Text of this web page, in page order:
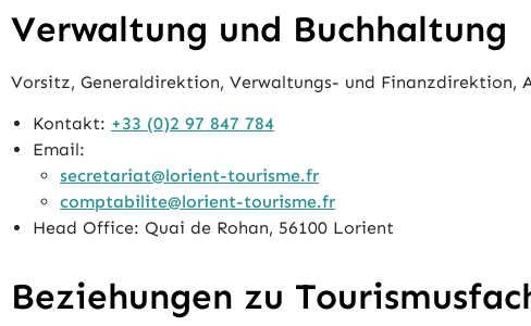
Verwaltung und Buchhaltung
Vorsitz, Generaldirektion, Verwaltungs- und
Kontakt: +33 (0)2 97 847 784
Email:
secretariat@lorient-tourisme.fr
comptabilite@lorient-tourisme.fr
Head Office: Quai de Rohan, 56100 Lorient
Beziehungen zu